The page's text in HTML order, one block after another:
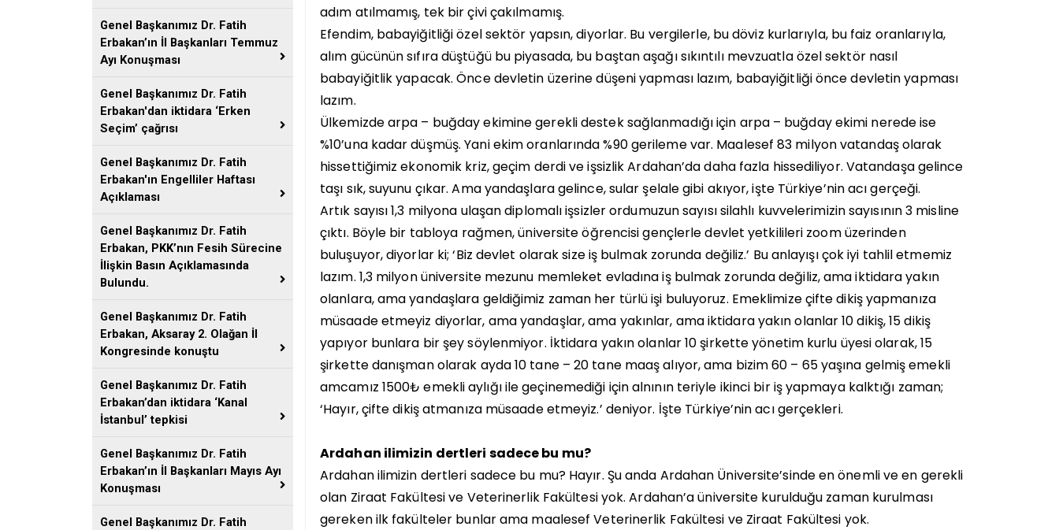
Genel Başkanımız Dr. Fatih
Erbakan’ın İl Başkanları Temmuz
Ayı Konuşması
Genel Başkanımız Dr. Fatih
Erbakan'dan iktidara ‘Erken
Seçim’ çağrısı
Genel Başkanımız Dr. Fatih
Erbakan'ın Engelliler Haftası
Açıklaması
Genel Başkanımız Dr. Fatih
Erbakan, PKK’nın Fesih Sürecine
İlişkin Basın Açıklamasında
Bulundu.
Genel Başkanımız Dr. Fatih
Erbakan, Aksaray 2. Olağan İl
Kongresinde konuştu
Genel Başkanımız Dr. Fatih
Erbakan’dan iktidara ‘Kanal
İstanbul’ tepkisi
Genel Başkanımız Dr. Fatih
Erbakan’ın İl Başkanları Mayıs Ayı
Konuşması
Genel Başkanımız Dr. Fatih
adım atılmamış, tek bir çivi çakılmamış.
Efendim, babayiğitliği özel sektör yapsın, diyorlar. Bu vergilerle, bu döviz kurlarıyla, bu faiz oranlarıyla,
alım gücünün sıfıra düştüğü bu piyasada, bu baştan aşağı sıkıntılı mevzuatla özel sektör nasıl
babayiğitlik yapacak. Önce devletin üzerine düşeni yapması lazım, babayiğitliği önce devletin yapması
lazım.
Ülkemizde arpa – buğday ekimine gerekli destek sağlanmadığı için arpa – buğday ekimi nerede ise
%10’una kadar düşmüş. Yani ekim oranlarında %90 gerileme var. Maalesef 83 milyon vatandaş olarak
hissettiğimiz ekonomik kriz, geçim derdi ve işsizlik Ardahan’da daha fazla hissediliyor. Vatandaşa gelince
taşı sık, suyunu çıkar. Ama yandaşlara gelince, sular şelale gibi akıyor, işte Türkiye’nin acı gerçeği.
Artık sayısı 1,3 milyona ulaşan diplomalı işsizler ordumuzun sayısı silahlı kuvvelerimizin sayısının 3 misline
çıktı. Böyle bir tabloya rağmen, üniversite öğrencisi gençlerle devlet yetkilileri zoom üzerinden
buluşuyor, diyorlar ki; ‘Biz devlet olarak size iş bulmak zorunda değiliz.’ Bu anlayışı çok iyi tahlil etmemiz
lazım. 1,3 milyon üniversite mezunu memleket evladına iş bulmak zorunda değiliz, ama iktidara yakın
olanlara, ama yandaşlara geldiğimiz zaman her türlü işi buluyoruz. Emeklimize çifte dikiş yapmanıza
müsaade etmeyiz diyorlar, ama yandaşlar, ama yakınlar, ama iktidara yakın olanlar 10 dikiş, 15 dikiş
yapıyor bunlara bir şey söylenmiyor. İktidara yakın olanlar 10 şirkette yönetim kurlu üyesi olarak, 15
şirkette danışman olarak ayda 10 tane – 20 tane maaş alıyor, ama bizim 60 – 65 yaşına gelmiş emekli
amcamız 1500₺ emekli aylığı ile geçinemediği için alnının teriyle ikinci bir iş yapmaya kalktığı zaman;
‘Hayır, çifte dikiş atmanıza müsaade etmeyiz.’ deniyor. İşte Türkiye’nin acı gerçekleri.
Ardahan ilimizin dertleri sadece bu mu?
Ardahan ilimizin dertleri sadece bu mu? Hayır. Şu anda Ardahan Üniversite’sinde en önemli ve en gerekli
olan Ziraat Fakültesi ve Veterinerlik Fakültesi yok. Ardahan’a üniversite kurulduğu zaman kurulması
gereken ilk fakülteler bunlar ama maalesef Veterinerlik Fakültesi ve Ziraat Fakültesi yok.